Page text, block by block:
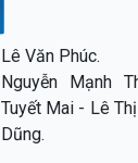
Lê Văn Phúc.
Nguyễn Mạnh
Tuyết Mai - Lê
Dũng.